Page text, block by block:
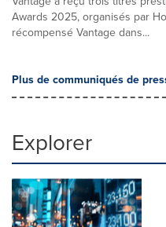
Awards 2025, organisés par
récompensé Vantage dans...
Plus de communiqués de
Explorer